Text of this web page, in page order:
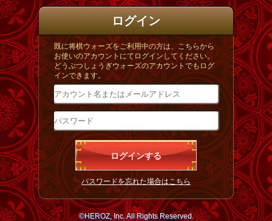
ログイン
既に将棋ウォーズをご利用中の方は、こちらから
お使いのアカウントにてログインしてください。
どうぶつしょうぎウォーズのアカウントでもログ
インできます。
パスワードを忘れた場合はこちら
©HEROZ, Inc. All Rights Reserved.